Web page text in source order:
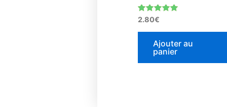
Note
5.00
sur 5
2.80€
Ajouter au
panier